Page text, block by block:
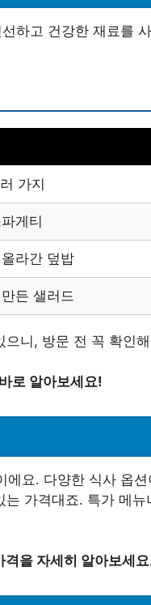
하고 건강한 재료를
가지
게티
라간 덮밥
든 샐러드
니, 방문 전 꼭 확인
로 알아보세요!
요. 다양한 식사 옵
가격대죠. 특가 메뉴
을 자세히 알아보세